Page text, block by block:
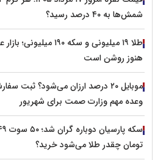
شمش‌ها به ۴۰ درصد رسید؟
طلا ۱۹ میلیونی و سکه
هنوز روشن است
وعده مهم وزارت صمت برای شهریور
تومان چقدر طلا می‌شود خرید؟